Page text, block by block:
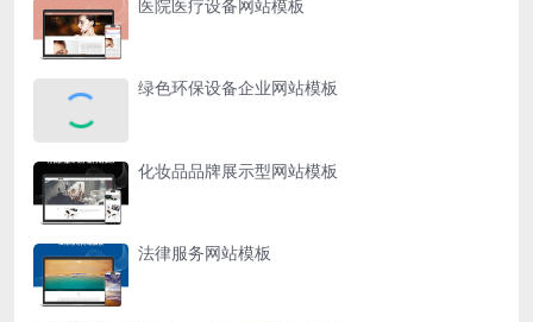
医院医疗设备网站模板
绿色环保设备企业网站模板
化妆品品牌展示型网站模板
法律服务网站模板